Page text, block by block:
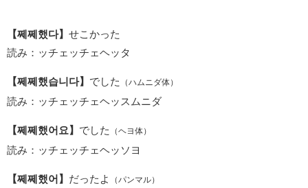
【쩨쩨했다】 せこかった
読み：ッチェッチェヘッタ
【쩨쩨했습니다】 でした （ハムニダ体）
読み：ッチェッチェヘッスムニダ
【쩨쩨했어요】 でした （ヘヨ体）
読み：ッチェッチェヘッソヨ
【쩨쩨했어】 だったよ （パンマル）